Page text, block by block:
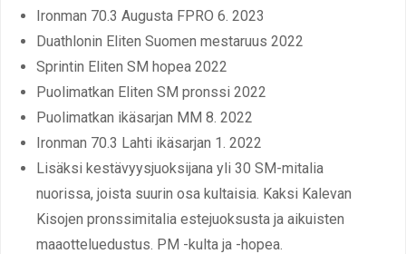
Ironman 70.3 Augusta FPRO 6. 2023
Duathlonin Eliten Suomen mestaruus 2022
Sprintin Eliten SM hopea 2022
Puolimatkan Eliten SM pronssi 2022
Puolimatkan ikäsarjan MM 8. 2022
Ironman 70.3 Lahti ikäsarjan 1. 2022
Lisäksi kestävyysjuoksijana yli 30 SM-mitalia
nuorissa, joista suurin osa kultaisia. Kaksi Kalevan
Kisojen pronssimitalia estejuoksusta ja aikuisten
maaotteluedustus. PM -kulta ja -hopea.